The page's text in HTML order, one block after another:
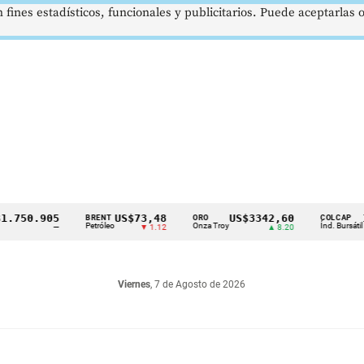
Petróleo
US$73,48
▼ 1.12 Onza Troy
US$3342,60
▲ 8.20
COLCAP
Índ. Bursátil
Viernes, 7 de Agosto de 2026
estadísticos, funcionales y publicitarios. Puede aceptarlas